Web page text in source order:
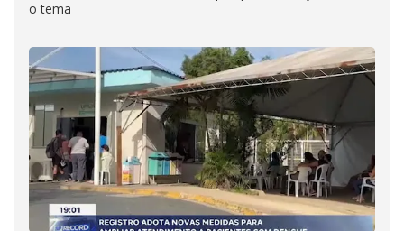
o tema